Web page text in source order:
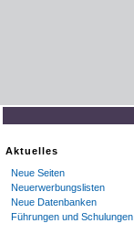
Aktuelles
Neue Seiten
Neuerwerbungslisten
Neue Datenbanken
Führungen und Schulungen